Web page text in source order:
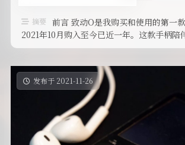
摘要
前言 致动O是我购买和使用的第一
2021年10月购入至今已近一年。这款手柄陪
戏世界，我用它通关了《仁 …
发布于 2021-11-26